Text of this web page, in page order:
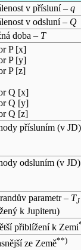
v přísluní – q
v odsluní – Q
doba – T
P [x]
P [y]
P [z]
Q [x]
Q [y]
Q [z]
přísluním (v JD)
odsluním (v JD)
parametr – TJ
k Jupiteru)
přiblížení k Zemi
ze Země**)